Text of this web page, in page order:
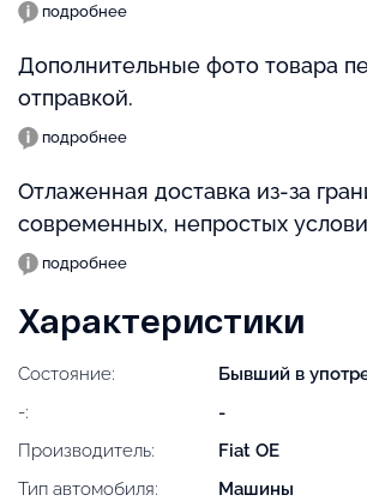
подробнее
Дополнительные фото товара
отправкой.
подробнее
Отлаженная доставка из-за
современных, непростых
подробнее
Характеристики
Состояние:
Бывший в
-:
-
Производитель:
Fiat OE
Тип автомобиля:
Машины